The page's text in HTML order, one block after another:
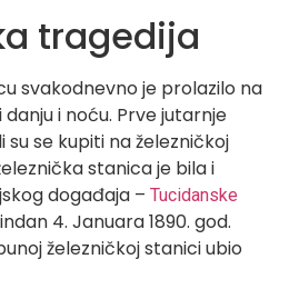
tragedija
svakodnevno je prolazilo na
danju i noću. Prve jutarnje
su se kupiti na železničkoj
stanica je bila i
događaja – Tucidanske
4. Januara 1890. god.
železničkoj stanici ubio